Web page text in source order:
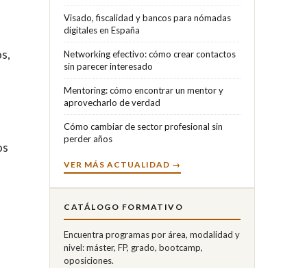
Visado, fiscalidad y bancos para nómadas
digitales en España
Networking efectivo: cómo crear contactos
sin parecer interesado
Mentoring: cómo encontrar un mentor y
aprovecharlo de verdad
Cómo cambiar de sector profesional sin
perder años
VER MÁS ACTUALIDAD →
CATÁLOGO FORMATIVO
Encuentra programas por área, modalidad y
nivel: máster, FP, grado, bootcamp,
oposiciones.